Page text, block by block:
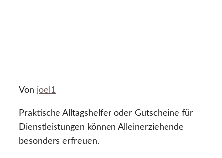
Von joel1
Praktische Alltagshelfer oder Gutscheine für
Dienstleistungen können Alleinerziehende
besonders erfreuen.